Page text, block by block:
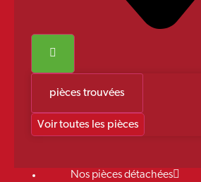
pièces trouvées
Voir toutes les pièces
Nos pièces détachées